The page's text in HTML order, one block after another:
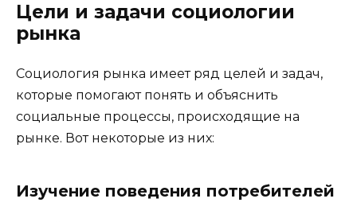
Цели и задачи социологии
рынка
Социология рынка имеет ряд целей и задач,
которые помогают понять и объяснить
социальные процессы, происходящие на
рынке. Вот некоторые из них:
Изучение поведения потребителей